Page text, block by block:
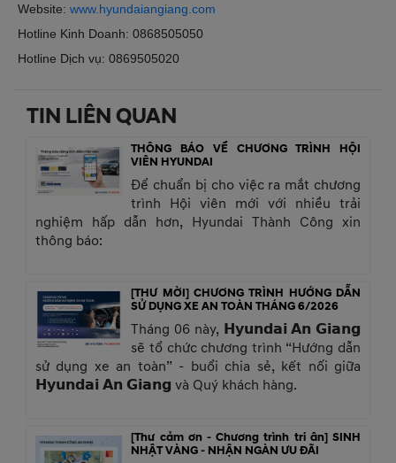
Website: www.hyundaiangiang.com
Hotline Kinh Doanh: 0868505050
Hotline Dịch vụ: 0869505020
TIN LIÊN QUAN
THÔNG BÁO VỀ CHƯƠNG TRÌNH HỘI
VIÊN HYUNDAI
Để chuẩn bị cho việc ra mắt chương
trình Hội viên mới với nhiều trải
nghiệm hấp dẫn hơn, Hyundai Thành Công xin
thông báo:
[THƯ MỜI] CHƯƠNG TRÌNH HƯỚNG DẪN
SỬ DỤNG XE AN TOÀN THÁNG 6/2026
Tháng 06 này, 𝗛𝘆𝘂𝗻𝗱𝗮𝗶 𝗔𝗻 𝗚𝗶𝗮𝗻𝗴
sẽ tổ chức chương trình “Hướng dẫn
sử dụng xe an toàn” - buổi chia sẻ, kết nối giữa
𝗛𝘆𝘂𝗻𝗱𝗮𝗶 𝗔𝗻 𝗚𝗶𝗮𝗻𝗴 và Quý khách hàng.
[Thư cảm ơn - Chương trình tri ân] SINH
NHẬT VÀNG - NHẬN NGÀN ƯU ĐÃI